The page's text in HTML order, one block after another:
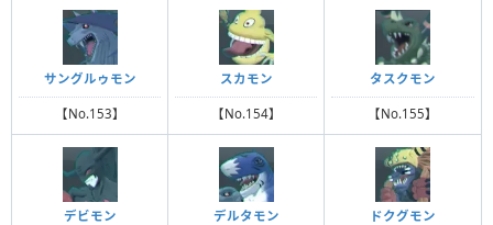
サングルゥモン
【No.153】
スカモン
【No.154】
タスクモン
【No.155】
デビモン デルタモン ドクグモン